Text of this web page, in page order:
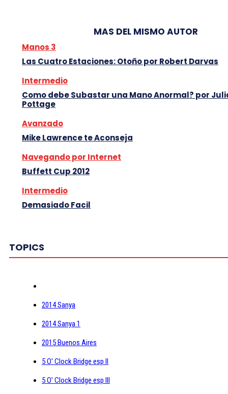
MAS DEL MISMO AUTOR
Manos 3
Las Cuatro Estaciones: Otoño por Robert Darvas
Intermedio
Como debe Subastar una Mano Anormal? por
Pottage
Avanzado
Mike Lawrence te Aconseja
Navegando por Internet
Buffett Cup 2012
Intermedio
Demasiado Facil
TOPICS
2014 Sanya
2014 Sanya 1
2015 Buenos Aires
5 O' Clock Bridge esp II
5 O' Clock Bridge esp III